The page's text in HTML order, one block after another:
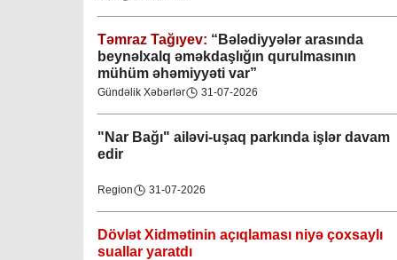
Təmraz Tağıyev: “Bələdiyyələr arasında
beynəlxalq əməkdaşlığın qurulmasının
mühüm əhəmiyyəti var”
Gündəlik Xəbərlər 31-07-2026
"Nar Bağı" ailəvi-uşaq parkında işlər davam
edir
Region 31-07-2026
Dövlət Xidmətinin açıqlaması niyə çoxsaylı
suallar yaratdı